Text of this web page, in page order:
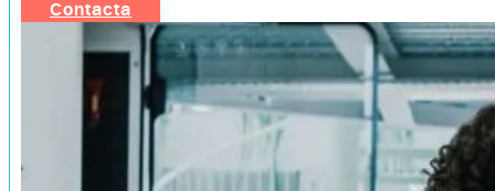
Contacta